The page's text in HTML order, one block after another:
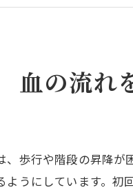
血の流れ
、歩行や階段の昇降
うにしています。